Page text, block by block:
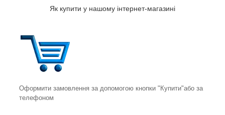
Як купити у нашому інтернет-магазині
Оформити замовлення за допомогою кнопки "Купити"або за
телефоном